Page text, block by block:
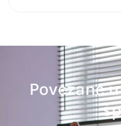
Povezane